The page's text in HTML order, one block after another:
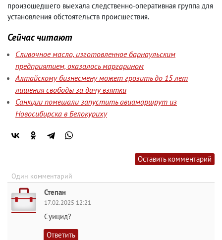
произошедшего выехала следственно-оперативная группа для
установления обстоятельств происшествия.
Сейчас читают
Сливочное масло, изготовленное барнаульским
предприятием, оказалось маргарином
Алтайскому бизнесмену может грозить до 15 лет
лишения свободы за дачу взятки
Санкции помешали запустить авиамаршрут из
Новосибирска в Белокуриху
Оставить комментарий
Один комментарий
Степан
17.02.2025 12:21
Суицид?
Ответить